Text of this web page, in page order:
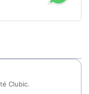
Clubic.